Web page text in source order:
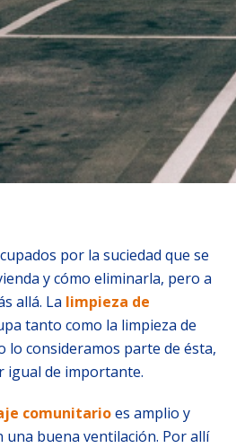
por la suciedad que se
y cómo eliminarla, pero a
allá. La limpieza de
tanto como la limpieza de
lo consideramos parte de ésta,
igual de importante.
comunitarioes amplio y
una buena ventilación. Por allí